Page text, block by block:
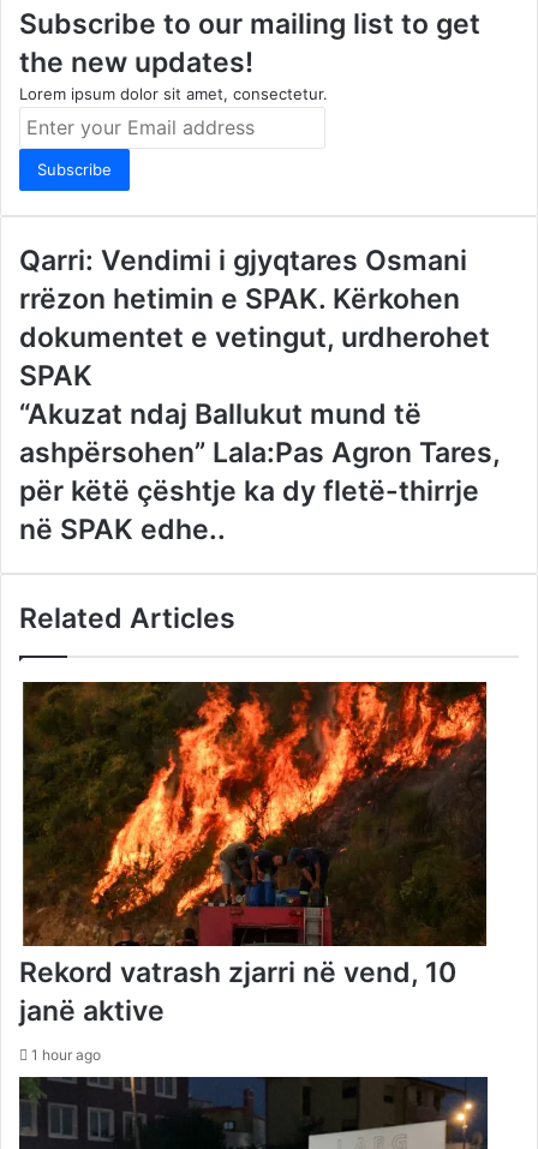
Subscribe to our mailing list to get
the new updates!
Lorem ipsum dolor sit amet, consectetur.
Enter
Email
address
Qarri: Vendimi i gjyqtares Osmani
rrëzon hetimin e SPAK. Kërkohen
dokumentet e vetingut, urdherohet
SPAK
“Akuzat ndaj Ballukut mund të
ashpërsohen” Lala:Pas Agron Tares,
për këtë çështje ka dy fletë-thirrje
në SPAK edhe..
Related Articles
Rekord vatrash zjarri në vend, 10
janë aktive
1 hour ago